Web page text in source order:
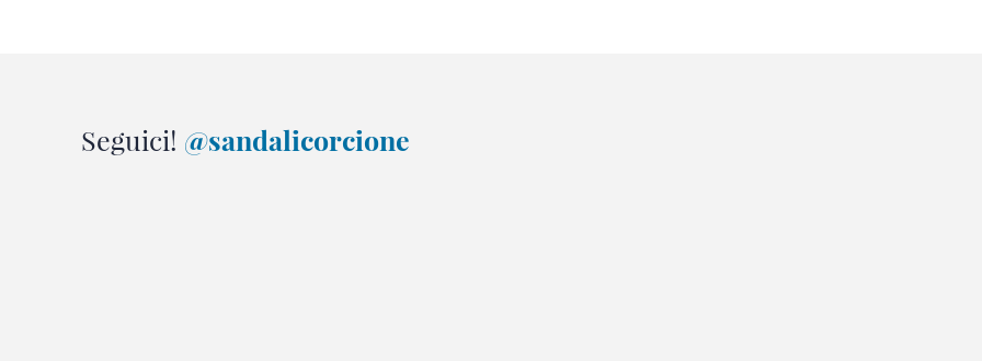
Seguici! @sandalicorcione